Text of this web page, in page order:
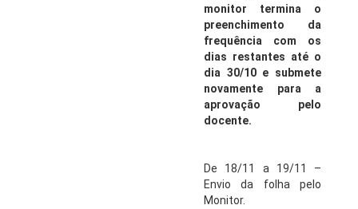
monitor termina o
preenchimento da
frequência com os
dias restantes até o
dia 30/10 e submete
novamente para a
aprovação pelo
docente.
De 18/11 a 19/11 –
Envio da folha pelo
Monitor.